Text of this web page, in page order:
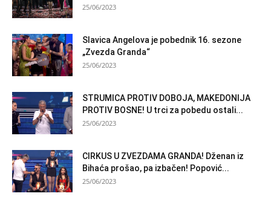
25/06/2023
Slavica Angelova je pobednik 16. sezone
„Zvezda Granda“
25/06/2023
STRUMICA PROTIV DOBOJA, MAKEDONIJA
PROTIV BOSNE! U trci za pobedu ostali...
25/06/2023
CIRKUS U ZVEZDAMA GRANDA! Dženan iz
Bihaća prošao, pa izbačen! Popović...
25/06/2023